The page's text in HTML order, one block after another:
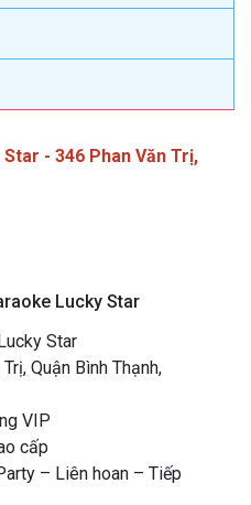
- 346 Phan Văn Trị,
Lucky Star
Star
Quận Bình Thạnh,
VIP
cấp
– Liên hoan – Tiếp